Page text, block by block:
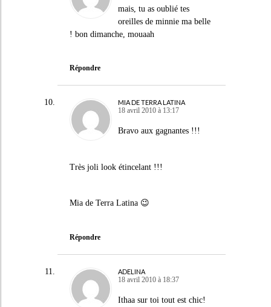
mais, tu as oublié tes
oreilles de minnie ma belle
! bon dimanche, mouaah
Répondre
MIA DE TERRA LATINA
18 avril 2010 à 13:17
Bravo aux gagnantes !!!
Très joli look étincelant !!!
Mia de Terra Latina 😉
Répondre
ADELINA
18 avril 2010 à 18:37
Ithaa sur toi tout est chic!